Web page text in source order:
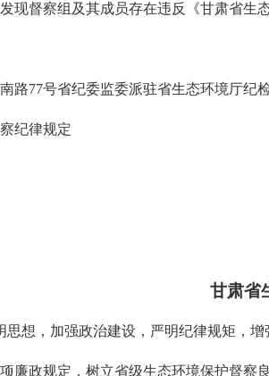
现督察组及其成员存在违反《甘肃省生
路77号省纪委监委派驻省生态环境厅纪
纪律规定
甘肃省
想，加强政治建设，严明纪律规矩，增
廉政规定，树立省级生态环境保护督